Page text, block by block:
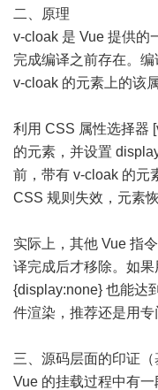
二、原理
v-cloak 是 Vue 提供的
完成编译之前存在。
v-cloak 的元素上的该属
利用 CSS 属性选择器
的元素，并设置
前，带有 v-cloak 的元
CSS 规则失效，元素恢
实际上，其他 Vue 指
译完成后才移除。如
{display:none} 也能达
件渲染，推荐还是用专
三、源码层面的印证（
Vue 的挂载过程中有一